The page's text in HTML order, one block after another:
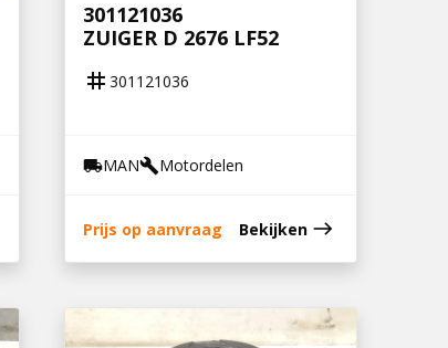
301121036
ZUIGER D 2676 LF52
tag 301121036
local_shippingMANbuildMotordelen
Prijs op aanvraag Bekijken east